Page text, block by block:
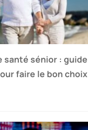
santé sénior : guide
faire le bon choix